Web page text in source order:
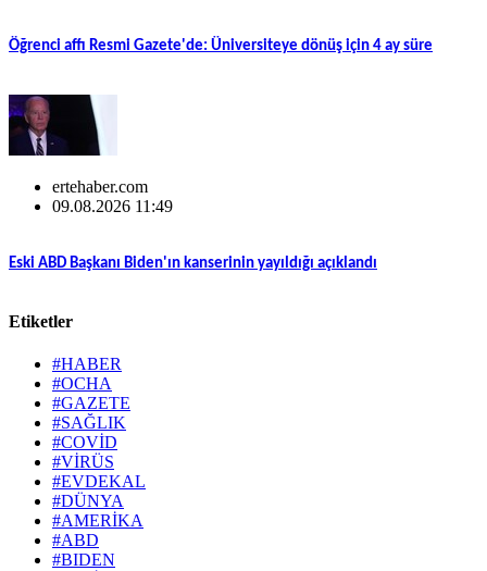
Öğrenci affı Resmi Gazete'de: Üniversiteye dönüş için 4 ay süre
ertehaber.com
09.08.2026 11:49
Eski ABD Başkanı Biden'ın kanserinin yayıldığı açıklandı
Etiketler
#HABER
#OCHA
#GAZETE
#SAĞLIK
#COVİD
#VİRÜS
#EVDEKAL
#DÜNYA
#AMERİKA
#ABD
#BIDEN